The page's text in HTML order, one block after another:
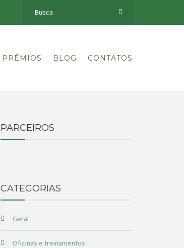
PRÊMIOS BLOG CONTATOS
PARCEIROS
CATEGORIAS
Geral
Oficinas e treinamentos